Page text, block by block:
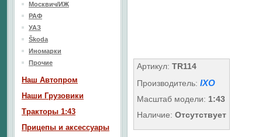
Артикул: TR114
Производитель: IXO
Масштаб модели: 1:43
Наличие: Отсутствует
Москвич/ИЖ
РАФ
УАЗ
Škoda
Иномарки
Прочие
Наш Aвтопром
Наши Грузовики
Тракторы 1:43
Прицепы и аксессуары